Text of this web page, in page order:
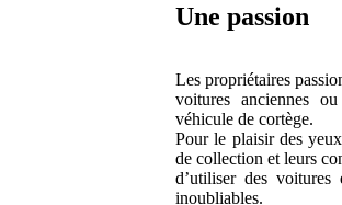
Une passion
Les propriétaires
voitures anciennes
véhicule de cortège.
Pour le plaisir des
de collection et leurs
d’utiliser des
inoubliables.